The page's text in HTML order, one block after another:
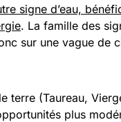
signe d’eau,
. La famille des
sur une vague de
terre (Taureau,
plus